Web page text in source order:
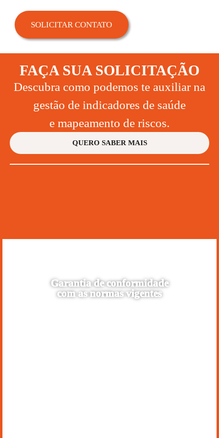
SOLICITAR CONTATO
FAÇA SUA SOLICITAÇÃO
Descubra como podemos te auxiliar na
gestão de indicadores de saúde
e mapeamento de riscos.
QUERO SABER MAIS
Garantia de conformidade
com as normas vigentes